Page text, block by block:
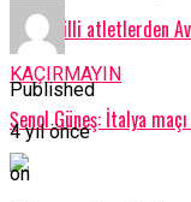
Para milli atletlerden
KAÇIRMAYIN
Şenol Güneş: İtalya
Published
4 yıl önce
on